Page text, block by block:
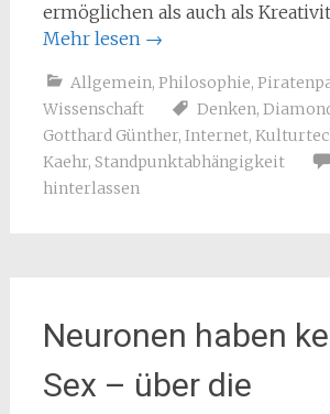
ermöglichen als auch als
Mehr lesen →
Allgemein, Philosophie,
Wissenschaft
Denken,
Gotthard Günther, Internet,
Kaehr, Standpunktabhängigkeit
hinterlassen
Neuronen haben
Sex – über die